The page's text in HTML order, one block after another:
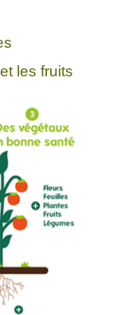
les fruits